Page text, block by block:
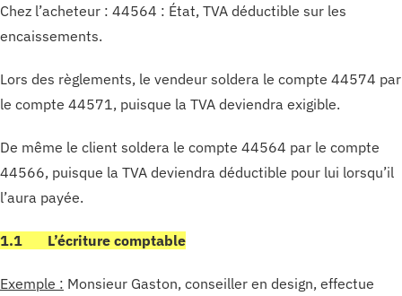
Chez l’acheteur : 44564 : État, TVA déductible sur les
encaissements.
Lors des règlements, le vendeur soldera le compte 44574 par
le compte 44571, puisque la TVA deviendra exigible.
De même le client soldera le compte 44564 par le compte
44566, puisque la TVA deviendra déductible pour lui lorsqu’il
l’aura payée.
1.1 L’écriture comptable
Exemple : Monsieur Gaston, conseiller en design, effectue